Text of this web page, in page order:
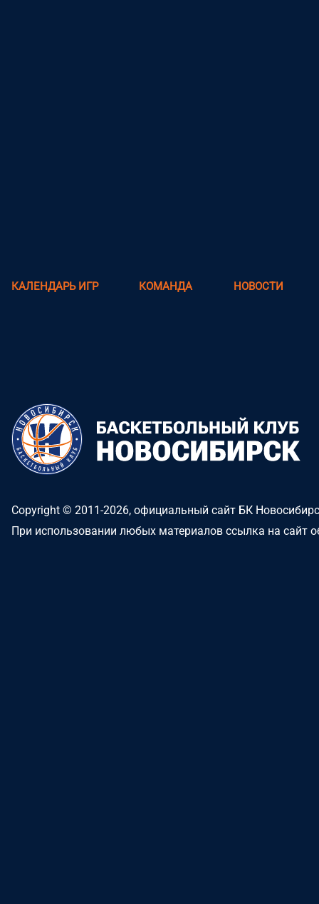
КАЛЕНДАРЬ ИГР КОМАНДА НОВОСТИ
Copyright © 2011-2026, официальный сайт БК
При использовании любых материалов ссылка на сайт